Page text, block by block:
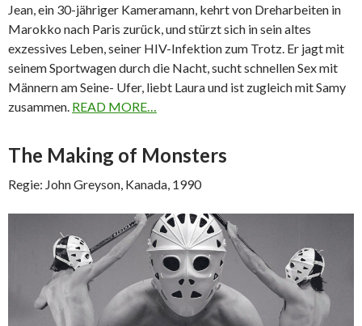
Jean, ein 30-jähriger Kameramann, kehrt von Dreharbeiten in
Marokko nach Paris zurück, und stürzt sich in sein altes
exzessives Leben, seiner HIV-Infektion zum Trotz. Er jagt mit
seinem Sportwagen durch die Nacht, sucht schnellen Sex mit
Männern am Seine- Ufer, liebt Laura und ist zugleich mit Samy
zusammen. READ MORE…
The Making of Monsters
Regie: John Greyson, Kanada, 1990